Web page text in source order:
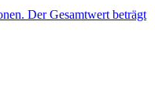
Der Gesamtwert beträgt